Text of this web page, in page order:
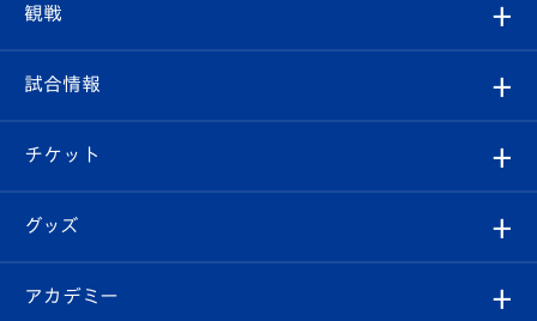
クラブ
試合情報
チケット
イベント
クラブ概要
エンブレム紹介
スタッフプロフィール
観戦
観戦ルール
はじめての観戦ガイド
Revive Team
試合情報
試合日程/結果
フォトギャラリー
チケット
チケット
グッズ
オンラインショップ
アカデミー